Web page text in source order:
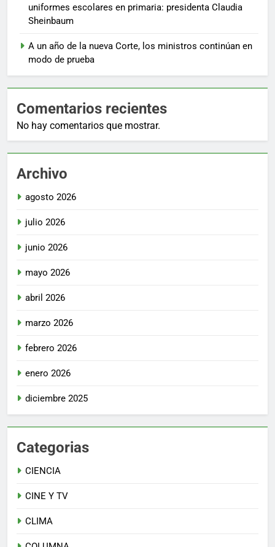
uniformes escolares en primaria: presidenta Claudia
Sheinbaum
A un año de la nueva Corte, los ministros continúan en
modo de prueba
Comentarios recientes
No hay comentarios que mostrar.
Archivo
agosto 2026
julio 2026
junio 2026
mayo 2026
abril 2026
marzo 2026
febrero 2026
enero 2026
diciembre 2025
Categorias
CIENCIA
CINE Y TV
CLIMA